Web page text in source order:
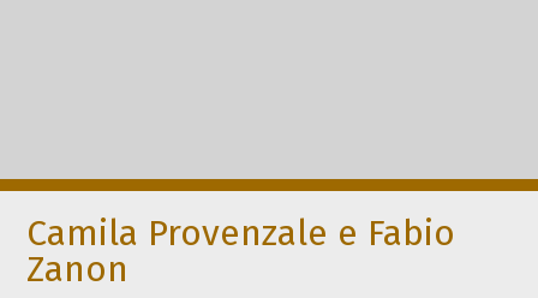
Camila Provenzale e Fabio
Zanon